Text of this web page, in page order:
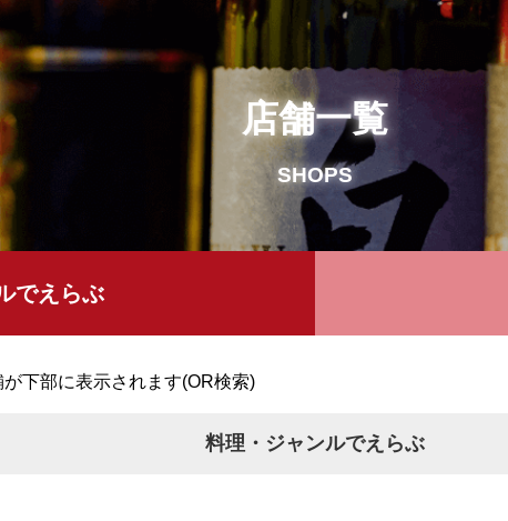
店舗一覧
SHOPS
でえらぶ
下部に表示されます(OR検索)
料理・ジャンルでえらぶ